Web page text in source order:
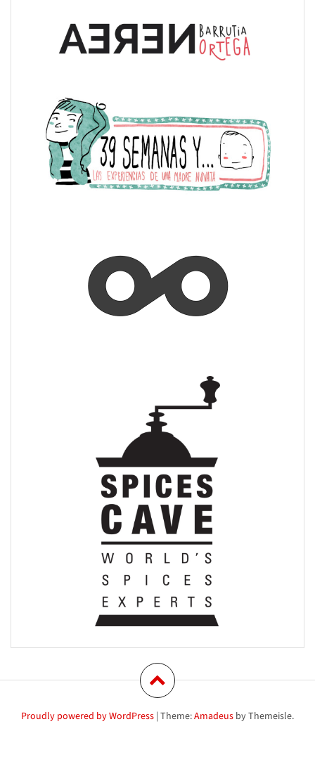
Proudly powered by WordPress | Theme:Amadeus by Themeisle.